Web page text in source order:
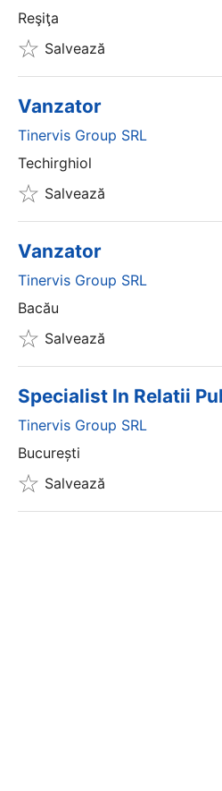
Reşiţa
Salvează
Vanzator
Tinervis Group SRL
Techirghiol
Salvează
Vanzator
Tinervis Group SRL
Bacău
Salvează
Specialist In Relatii
Tinervis Group SRL
București
Salvează